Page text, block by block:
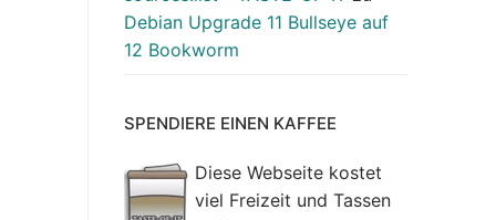
Debian Upgrade 11 Bullseye auf
12 Bookworm
SPENDIERE EINEN KAFFEE
Diese Webseite kostet
viel Freizeit und Tassen